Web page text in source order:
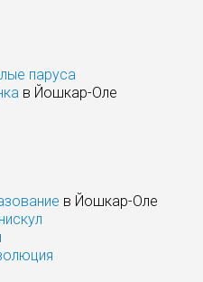
паруса
в Йошкар-Оле
в Йошкар-Оле